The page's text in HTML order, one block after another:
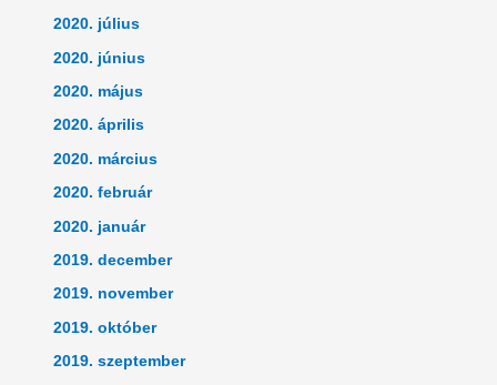
2020. július
2020. június
2020. május
2020. április
2020. március
2020. február
2020. január
2019. december
2019. november
2019. október
2019. szeptember